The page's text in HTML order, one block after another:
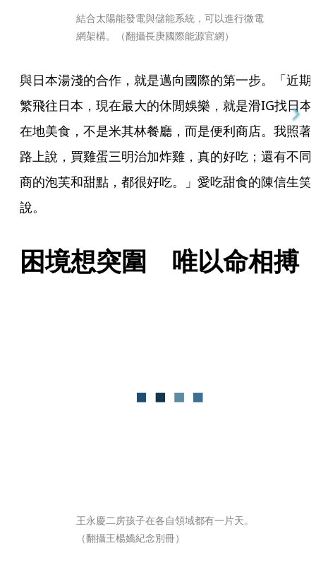
結合太陽能發電與儲能系統，可以進行微電
網架構。（翻攝長庚國際能源官網）
與日本湯淺的合作，就是邁向國際的第一步。「近期
繁飛往日本，現在最大的休閒娛樂，就是滑IG找日本
在地美食，不是米其林餐廳，而是便利商店。我照著
路上說，買雞蛋三明治加炸雞，真的好吃；還有不同
商的泡芙和甜點，都很好吃。」愛吃甜食的陳信生笑
說。
困境想突圍　唯以命相搏
王永慶二房孩子在各自領域都有一片天。
（翻攝王楊嬌紀念別冊）